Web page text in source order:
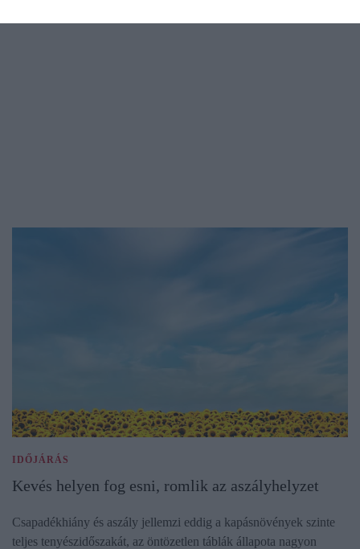
IDŐJÁRÁS
Kevés helyen fog esni, romlik az aszályhelyzet
Csapadékhiány és aszály jellemzi eddig a kapásnövények szinte
teljes tenyészidőszakát, az öntözetlen táblák állapota nagyon